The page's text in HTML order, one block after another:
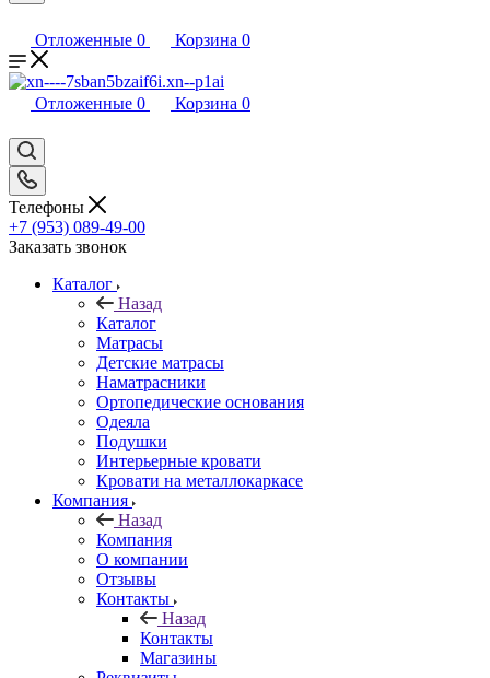
Отложенные 0 Корзина 0
Отложенные 0 Корзина 0
Телефоны
+7 (953) 089-49-00
Заказать звонок
Каталог
Назад
Каталог
Матрасы
Детские матрасы
Наматрасники
Ортопедические основания
Одеяла
Подушки
Интерьерные кровати
Кровати на металлокаркасе
Компания
Назад
Компания
О компании
Отзывы
Контакты
Назад
Контакты
Магазины